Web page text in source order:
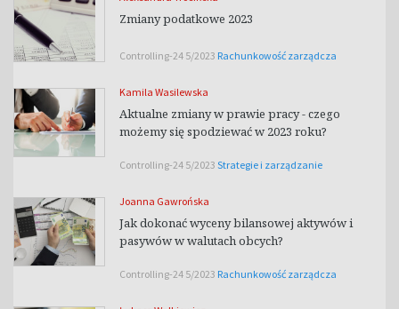
Zmiany podatkowe 2023
Controlling-24 5/2023 Rachunkowość zarządcza
Kamila Wasilewska
Aktualne zmiany w prawie pracy - czego
możemy się spodziewać w 2023 roku?
Controlling-24 5/2023 Strategie i zarządzanie
Joanna Gawrońska
Jak dokonać wyceny bilansowej aktywów i
pasywów w walutach obcych?
Controlling-24 5/2023 Rachunkowość zarządcza